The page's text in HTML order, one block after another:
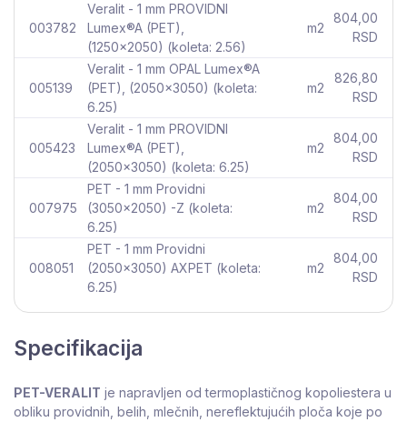
003782
Veralit - 1 mm PROVIDNI
Lumex®A (PET),
(1250x2050) (koleta: 2.56)
m2
804,00
RSD
005139
Veralit - 1 mm OPAL Lumex®A
(PET), (2050x3050) (koleta:
6.25)
m2
826,80
RSD
005423
Veralit - 1 mm PROVIDNI
Lumex®A (PET),
(2050x3050) (koleta: 6.25)
m2
804,00
RSD
007975
PET - 1 mm Providni
(3050x2050) -Z (koleta:
6.25)
m2
804,00
RSD
008051
PET - 1 mm Providni
(2050x3050) AXPET (koleta:
6.25)
m2
804,00
RSD
Specifikacija
PET-VERALIT je napravljen od termoplastičnog kopoliestera u
obliku providnih, belih, mlečnih, nereflektujućih ploča koje po